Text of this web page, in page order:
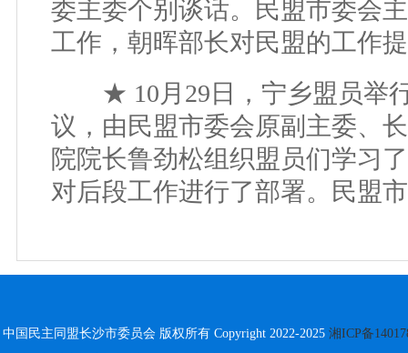
委主委个别谈话。民盟市委会
工作，朝晖部长对民盟的工作
★ 10月29日，宁乡盟员举行
议，由民盟市委会原副主委、
院院长鲁劲松组织盟员们学习
对后段工作进行了部署。民盟
中国民主同盟长沙市委员会 版权所有 Copyright 2022-2025 湘ICP备